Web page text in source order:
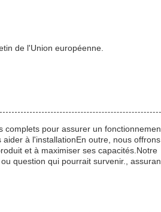
de l'Union européenne.
complets pour assurer un
à l'installationEn outre, nous
et à maximiser ses capacités.Notre
question qui pourrait survenir.,